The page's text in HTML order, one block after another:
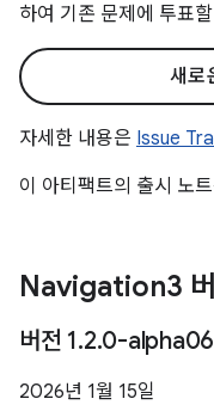
하여 기존 문제에 투표
새로
자세한 내용은 Issue
이 아티팩트의 출시 노
Navigation3
버전 1.2.0-alpha06
2026년 1월 15일